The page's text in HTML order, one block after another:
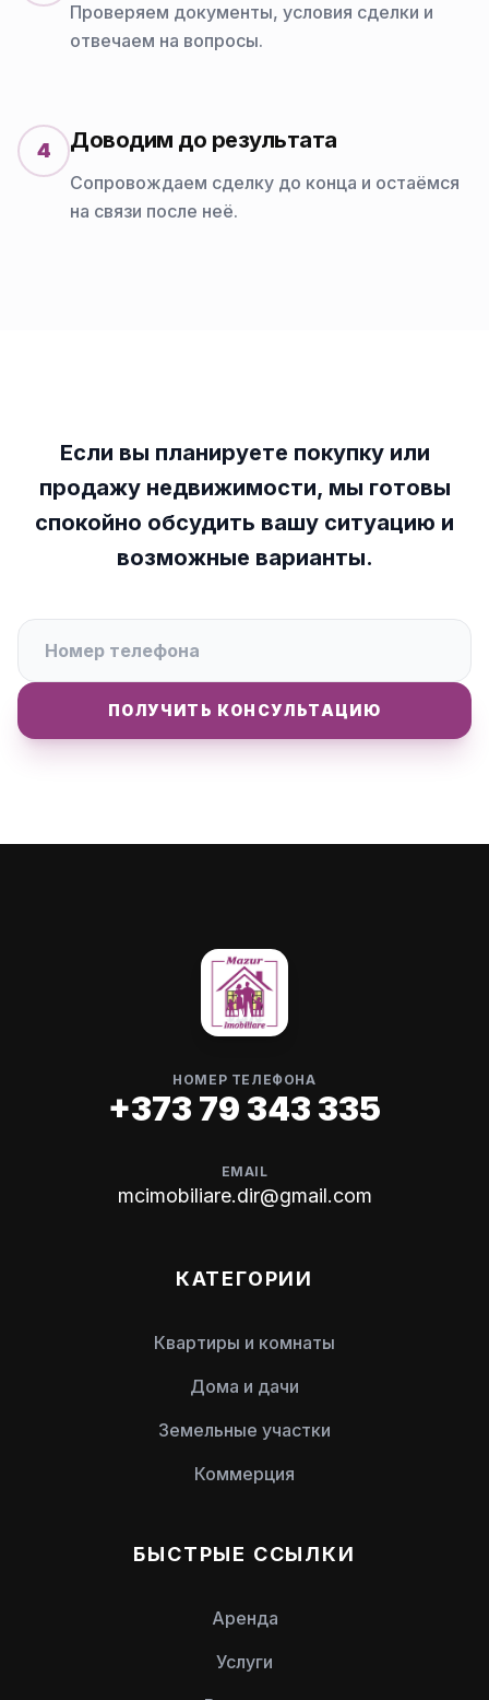
Проверяем документы, условия сделки и
отвечаем на вопросы.
4 Доводим до результата
Сопровождаем сделку до конца и остаёмся
на связи после неё.
Если вы планируете покупку или
продажу недвижимости, мы готовы
спокойно обсудить вашу ситуацию и
возможные варианты.
ПОЛУЧИТЬ КОНСУЛЬТАЦИЮ
НОМЕР ТЕЛЕФОНА
+373 79 343 335
EMAIL
mcimobiliare.dir@gmail.com
КАТЕГОРИИ
Квартиры и комнаты
Дома и дачи
Земельные участки
Коммерция
БЫСТРЫЕ ССЫЛКИ
Аренда
Услуги